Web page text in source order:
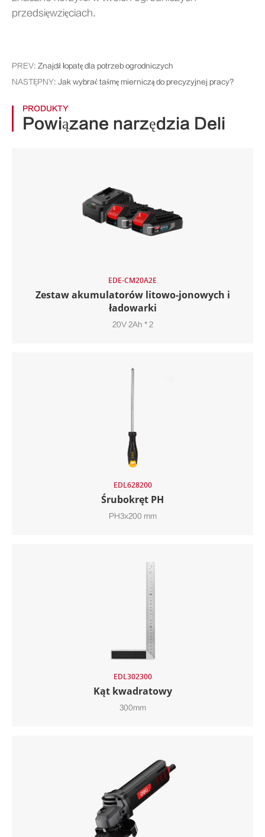
przedsięwzięciach.
PREV: Znajdź łopatę dla potrzeb ogrodniczych
NASTĘPNY: Jak wybrać taśmę mierniczą do precyzyjnej pracy?
PRODUKTY
Powiązane narzędzia Deli
EDE-CM20A2E
Zestaw akumulatorów litowo-jonowych i
ładowarki
20V 2Ah * 2
EDL628200
Śrubokręt PH
PH3x200 mm
EDL302300
Kąt kwadratowy
300mm